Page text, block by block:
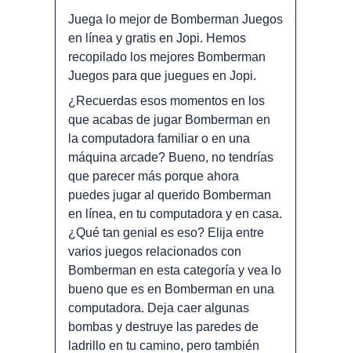
Juega lo mejor de Bomberman Juegos
en línea y gratis en Jopi. Hemos
recopilado los mejores Bomberman
Juegos para que juegues en Jopi.
¿Recuerdas esos momentos en los
que acabas de jugar Bomberman en
la computadora familiar o en una
máquina arcade? Bueno, no tendrías
que parecer más porque ahora
puedes jugar al querido Bomberman
en línea, en tu computadora y en casa.
¿Qué tan genial es eso? Elija entre
varios juegos relacionados con
Bomberman en esta categoría y vea lo
bueno que es en Bomberman en una
computadora. Deja caer algunas
bombas y destruye las paredes de
ladrillo en tu camino, pero también